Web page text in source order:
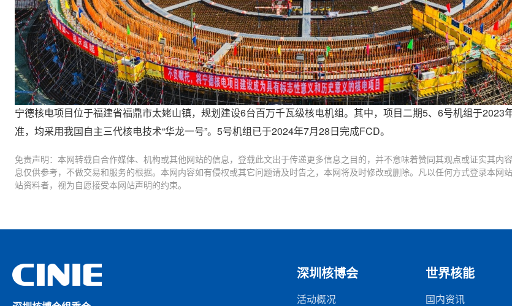
宁德核电项目位于福建省福鼎市太姥山镇，规划建设6台百万千瓦级核电机组。其中，项目二期5、6号机组于2023
准，均采用我国自主三代核电技术“华龙一号”。5号机组已于2024年7月28日完成FCD。
免责声明：本网转载自合作媒体、机构或其他网站的信息，登载此文出于传递更多信息之目的，并不意味着赞同其观点或证实其内
息仅供参考，不做交易和服务的根据。本网内容如有侵权或其它问题请及时告之，本网将及时修改或删除。凡以任何方式登录本网
站资料者，视为自愿接受本网站声明的约束。
深圳核博会
活动概况
世界核能
国内资讯